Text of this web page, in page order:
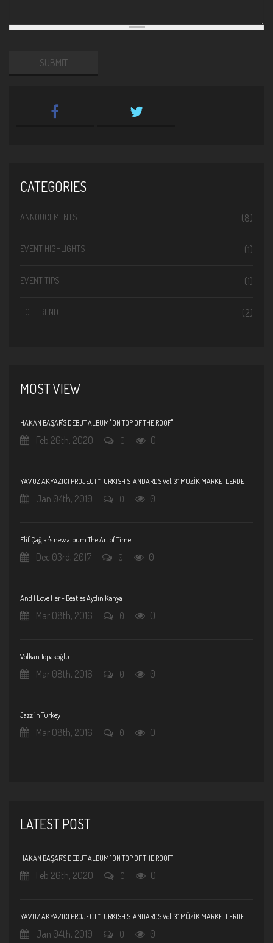
CATEGORIES
ANNOUCEMENTS (8)
EVENT HIGHLIGHTS (1)
EVENT TIPS (1)
HOT TREND (2)
MOST VIEW
HAKAN BAŞAR'S DEBUT ALBUM "ON TOP OF THE ROOF"
Feb 26th, 2020 0 0
YAVUZ AKYAZICI PROJECT “TURKISH STANDARDS Vol. 3” MÜZİK MARKETLERDE
Jan 04th, 2019 0 0
Elif Çağlar's new album The Art of Time
Dec 03rd, 2017 0 0
And I Love Her - Beatles Aydın Kahya
Mar 08th, 2016 0 0
Volkan Topakoğlu
Mar 08th, 2016 0 0
Jazz in Turkey
Mar 08th, 2016 0 0
LATEST POST
HAKAN BAŞAR'S DEBUT ALBUM "ON TOP OF THE ROOF"
Feb 26th, 2020 0 0
YAVUZ AKYAZICI PROJECT “TURKISH STANDARDS Vol. 3” MÜZİK MARKETLERDE
Jan 04th, 2019 0 0